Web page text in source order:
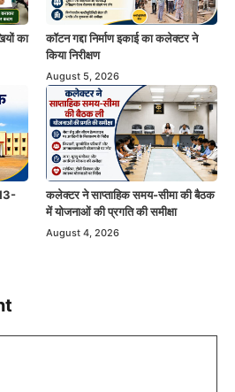
का
कॉटन गद्दा निर्माण इकाई का कलेक्टर ने
किया निरीक्षण
August 5, 2026
कलेक्टर ने साप्ताहिक समय-सीमा की बैठक
में योजनाओं की प्रगति की समीक्षा
August 4, 2026